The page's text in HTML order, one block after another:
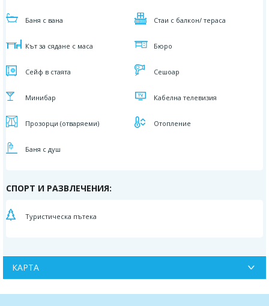
Баня с вана Стаи с балкон/ тераса
Кът за сядане с маса Бюро
Сейф в стаята Сешоар
Минибар Кабелна телевизия
Прозорци (отваряеми) Отопление
Баня с душ
СПОРТ И РАЗВЛЕЧЕНИЯ:
Туристическа пътека
КАРТА